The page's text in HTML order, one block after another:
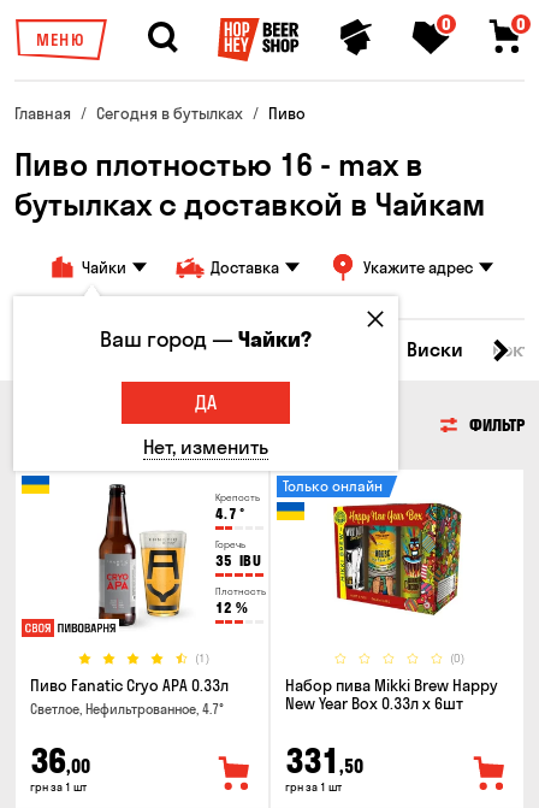
МЕНЮ
0 0
Главная Сегодня в бутылках Пиво
Пиво плотностью 16 - max в
бутылках с доставкой в ​​Чайкам
Чайки Доставка Укажите адрес
Все товары Пиво Сидр Виски
ФИЛЬТР
Крепость
4.7 °
Горечь
35 IBU
Плотность
12 %
(1)
Пиво Fanatic Cryo APA 0.33л
Светлое, Нефильтрованное, 4.7°
36,00
грн за 1 шт
(0)
Только онлайн
Набор пива Mikki Brew Happy
New Year Box 0.33л x 6шт
331 ,50
грн за 1 шт
Ваш город —Чайки?
ДА
Нет, изменить